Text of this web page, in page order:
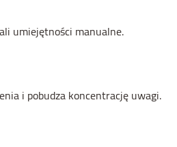
umiejętności manualne.
i pobudza koncentrację uwagi.